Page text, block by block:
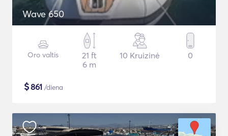
Wave 650
Oro valtis
21 ft
6 m
10 Kruizinė 0
$861 /diena